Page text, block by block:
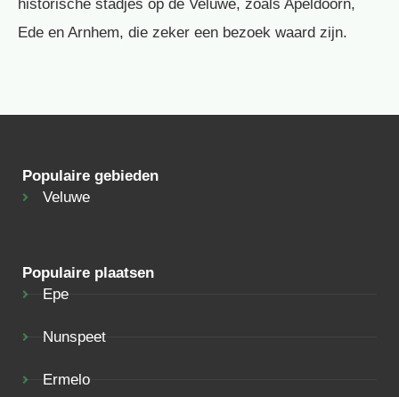
historische stadjes op de Veluwe, zoals Apeldoorn,
Ede en Arnhem, die zeker een bezoek waard zijn.
Populaire gebieden
Veluwe
Populaire plaatsen
Epe
Nunspeet
Ermelo